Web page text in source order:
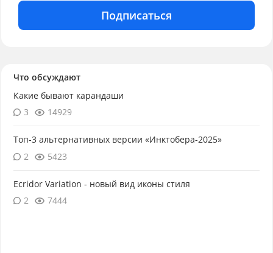
Подписаться
Что обсуждают
Какие бывают карандаши
3
14929
Топ-3 альтернативных версии «Инктобера-2025»
2
5423
Ecridor Variation - новый вид иконы стиля
2
7444